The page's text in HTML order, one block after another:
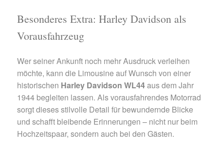
Besonderes Extra: Harley Davidson als
Vorausfahrzeug
Wer seiner Ankunft noch mehr Ausdruck verleihen
möchte, kann die Limousine auf Wunsch von einer
historischen Harley Davidson WL44aus dem Jahr
1944 begleiten lassen. Als vorausfahrendes Motorrad
sorgt dieses stilvolle Detail für bewundernde Blicke
und schafft bleibende Erinnerungen – nicht nur beim
Hochzeitspaar, sondern auch bei den Gästen.